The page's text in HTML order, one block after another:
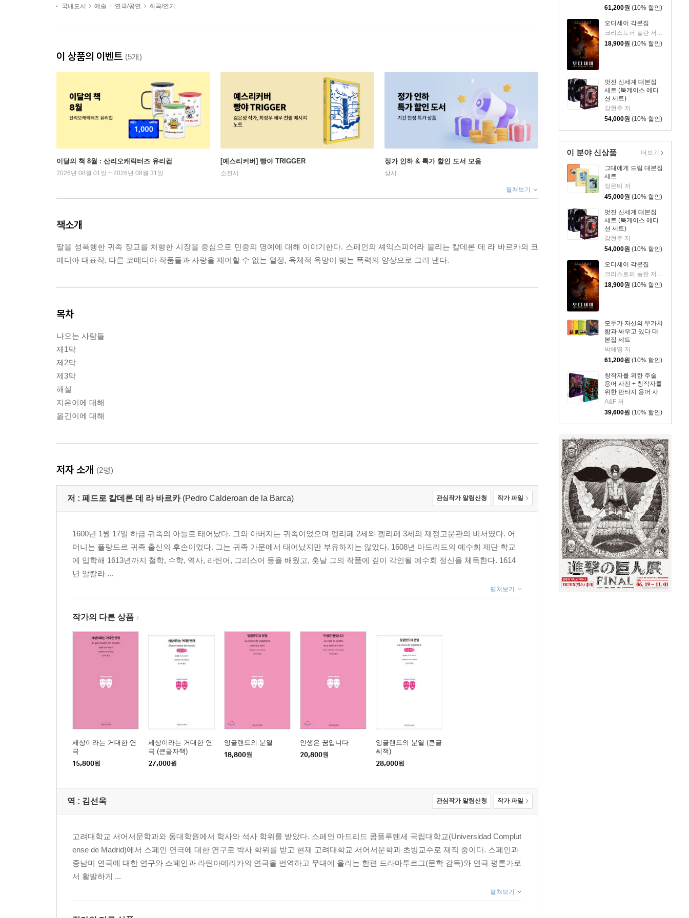
61,200원 (10% 할인)
오디세이 각본집
18,900원 (10% 할인)
멋진 신세계 대본집
세트 (북케이스 에디
션 세트)
강현주 저
54,000원 (10% 할인)
이 분야 신상품
그대에게 드림 대본집
세트
정은비 저
45,000원 (10% 할인)
멋진 신세계 대본집
세트 (북케이스 에디
션 세트)
강현주 저
54,000원 (10% 할인)
오디세이 각본집
18,900원 (10% 할인)
모두가 자신의 무가치
함과 싸우고 있다 대
본집 세트
박해영 저
61,200원 (10% 할인)
창작자를 위한 주술
용어 사전 + 창작자를
위한 판타지 용어 사
전 세트
A&F 저
39,600원 (10% 할인)
더보기
국내도서
예술 연극/공연 희곡/연기
이 상품의 이벤트 (5개)
이달의 책 8월 : 산리오캐릭터즈 유리컵
2026년 08월 01일 ~ 2026년 08월 31일
[예스리커버] 빵야 TRIGGER
소진시
정가 인하 & 특가 할인 도서 모음
상시
펼쳐보기
책소개
딸을 성폭행한 귀족 장교를 처형한 시장을 중심으로 민중의 명예에 대해 이야기한다. 스페인의 셰익스피어라 불리는 칼데론 데 라 바르카의 코
메디아 대표작. 다른 코메디아 작품들과 사랑을 제어할 수 없는 열정, 육체적 욕망이 빚는 폭력의 양상으로 그려 낸다.
목차
나오는 사람들
제1막
제2막
제3막
해설
지은이에 대해
옮긴이에 대해
저자 소개 (2명)
저 : 페드로 칼데론 데 라 바르카 (Pedro Calderoan de la Barca) 관심작가 알림신청 작가 파일
1600년 1월 17일 하급 귀족의 아들로 태어났다. 그의 아버지는 귀족이었으며 펠리페 2세와 펠리페 3세의 재정고문관의 비서였다. 어
머니는 플랑드르 귀족 출신의 후손이었다. 그는 귀족 가문에서 태어났지만 부유하지는 않았다. 1608년 마드리드의 예수회 제단 학교
에 입학해 1613년까지 철학, 수학, 역사, 라틴어, 그리스어 등을 배웠고, 훗날 그의 작품에 깊이 각인될 예수회 정신을 체득한다. 1614
년 알칼라 ...
펼쳐보기
작가의 다른 상품
세상이라는 거대한 연
극
15,800원
세상이라는 거대한 연
극 (큰글자책)
27,000원
잉글랜드의 분열
18,800원
인생은 꿈입니다
20,800원
잉글랜드의 분열 (큰글
씨책)
28,000원
역 : 김선욱 관심작가 알림신청 작가 파일
고려대학교 서어서문학과와 동대학원에서 학사와 석사 학위를 받았다. 스페인 마드리드 콤플루텐세 국립대학교(Universidad Complut
ense de Madrid)에서 스페인 연극에 대한 연구로 박사 학위를 받고 현재 고려대학교 서어서문학과 초빙교수로 재직 중이다. 스페인과
중남미 연극에 대한 연구와 스페인과 라틴아메리카의 연극을 번역하고 무대에 올리는 한편 드라마투르그(문학 감독)와 연극 평론가로
서 활발하게 ...
펼쳐보기